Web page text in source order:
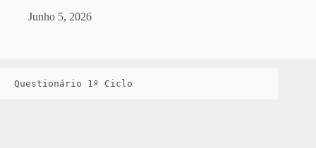
Junho 5, 2026
Questionário 1º Ciclo